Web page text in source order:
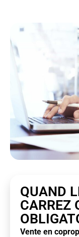
QUAND
CARREZ
Vente en